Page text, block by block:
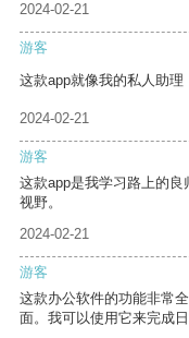
2024-02-21
游客
这款app就像我的私人助理
2024-02-21
游客
这款app是我学习路上的
视野。
2024-02-21
游客
这款办公软件的功能非常
面。我可以使用它来完成